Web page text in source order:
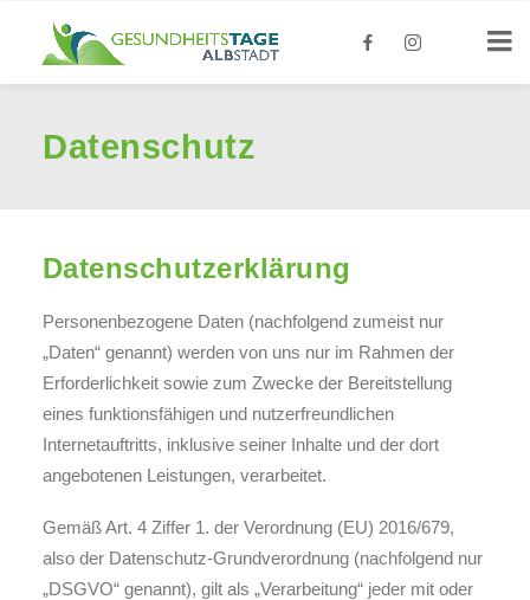
Datenschutz
Datenschutzerklärung
Personenbezogene Daten (nachfolgend zumeist nur
„Daten“ genannt) werden von uns nur im Rahmen der
Erforderlichkeit sowie zum Zwecke der Bereitstellung
eines funktionsfähigen und nutzerfreundlichen
Internetauftritts, inklusive seiner Inhalte und der dort
angebotenen Leistungen, verarbeitet.
Gemäß Art. 4 Ziffer 1. der Verordnung (EU) 2016/679,
also der Datenschutz-Grundverordnung (nachfolgend nur
„DSGVO“ genannt), gilt als „Verarbeitung“ jeder mit oder